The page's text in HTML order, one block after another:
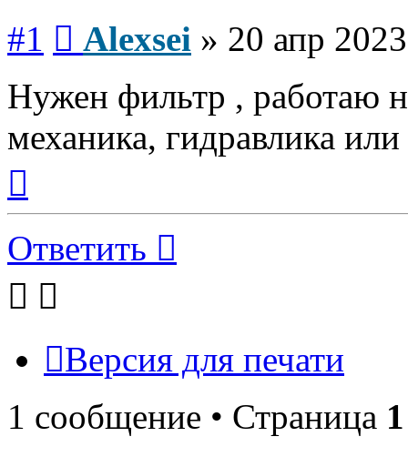
#1 Alexsei » 20 апр
Нужен фильтр , работаю
механика, гидравлика
началу
Ответить
Версия для печати
1 сообщение • Страница 1